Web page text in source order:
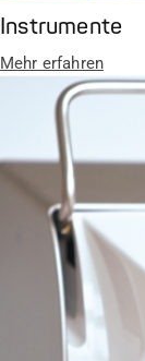
Instrumente
Mehr erfahren